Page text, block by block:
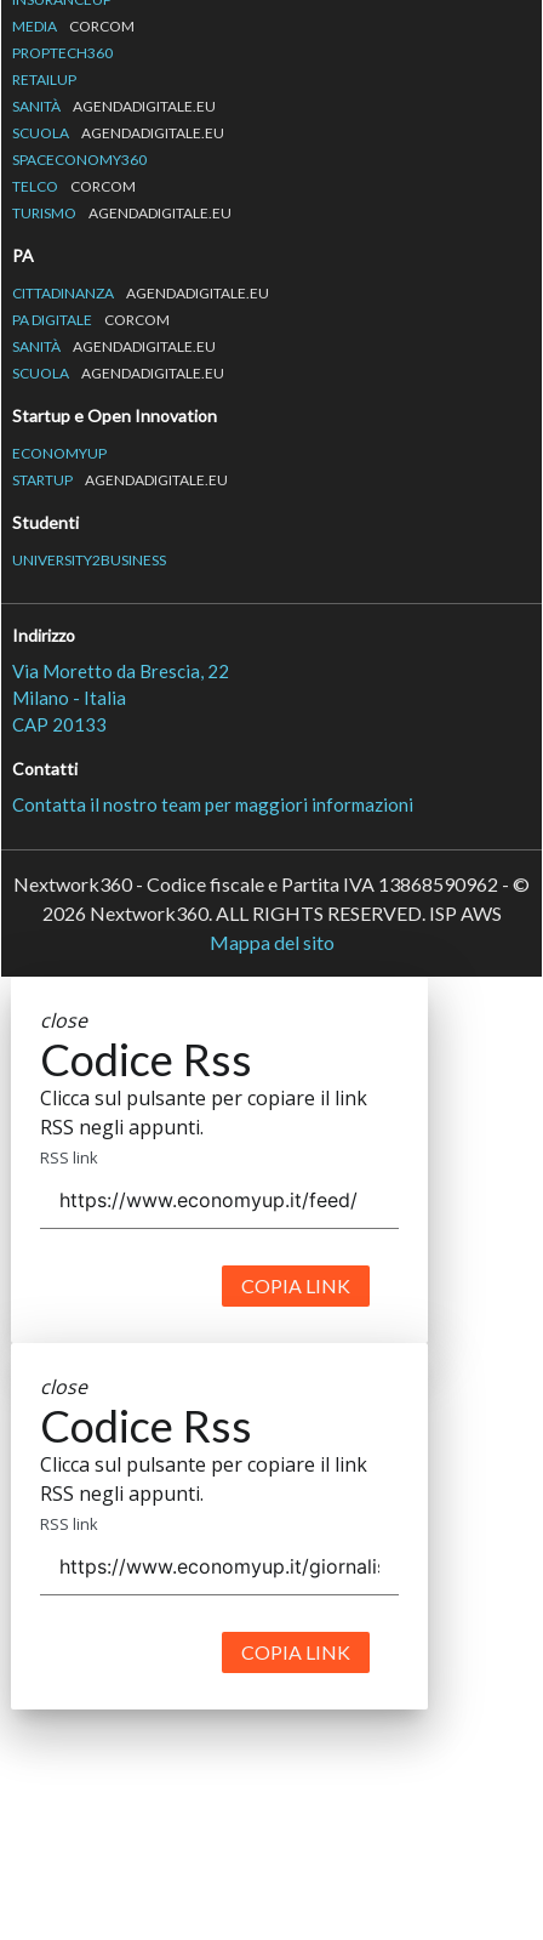
MEDIA
CORCOM
PROPTECH360
RETAILUP
SANITÀ
AGENDADIGITALE.EU
SCUOLA
AGENDADIGITALE.EU
SPACECONOMY360
TELCO
CORCOM
TURISMO
AGENDADIGITALE.EU
PA
CITTADINANZA
AGENDADIGITALE.EU
PA DIGITALE
CORCOM
SANITÀ
AGENDADIGITALE.EU
SCUOLA
AGENDADIGITALE.EU
Startup e Open Innovation
ECONOMYUP
STARTUP
AGENDADIGITALE.EU
Studenti
UNIVERSITY2BUSINESS
Indirizzo
Via Moretto da Brescia, 22
Milano - Italia
CAP 20133
Contatti
Contatta il nostro team per maggiori informazioni
Nextwork360 - Codice fiscale e Partita IVA 13868590962 - ©
2026 Nextwork360. ALL RIGHTS RESERVED. ISP AWS
Mappa del sito
close
Codice Rss
Clicca sul pulsante per copiare il link
RSS negli appunti.
RSS link
COPIA LINK
close
Codice Rss
Clicca sul pulsante per copiare il link
RSS negli appunti.
RSS link
COPIA LINK